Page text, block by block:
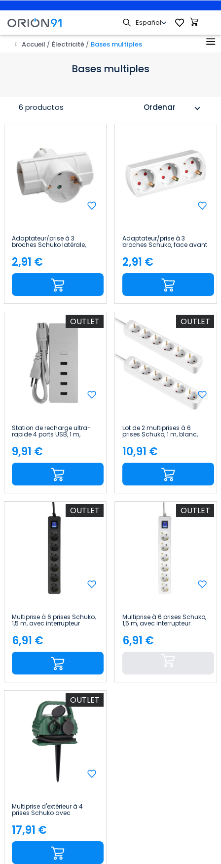
Accueil Électricité Bases multiples
Bases multiples
Ordenar expand_more
6 productos
Adaptateur/prise à 3
broches Schuko latérale,
Price
2,91 €
Adaptateur/prise à 3
broches Schuko, face avant
Price
2,91 €
OUTLET
Station de recharge ultra-
rapide 4 ports USB, 1 m,
blanche, Nine&One
Price
9,91 €
OUTLET
Lot de 2 multiprises à 6
prises Schuko, 1 m, blanc,
sans interrupteur 7hSevenOn
Price
10,91 €
OUTLET
Multiprise à 6 prises Schuko,
1,5 m, avec interrupteur
Price
6,91 €
OUTLET
Multiprise à 6 prises Schuko,
1,5 m, avec interrupteur
Price
6,91 €
OUTLET
Multiprise d'extérieur à 4
prises Schuko avec
couvercle, 2 m, verte
7hSevenOn
Price
17,91 €